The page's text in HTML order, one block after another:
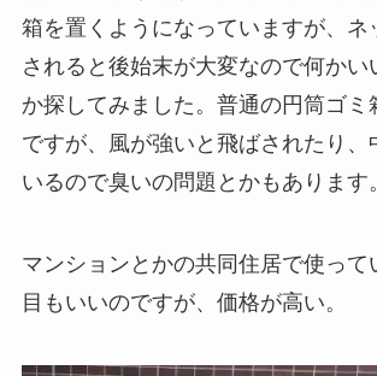
箱を置くようになっていますが、ネ
されると後始末が大変なので何かい
か探してみました。普通の円筒ゴミ
ですが、風が強いと飛ばされたり、
いるので臭いの問題とかもあります。
マンションとかの共同住居で使って
目もいいのですが、価格が高い。